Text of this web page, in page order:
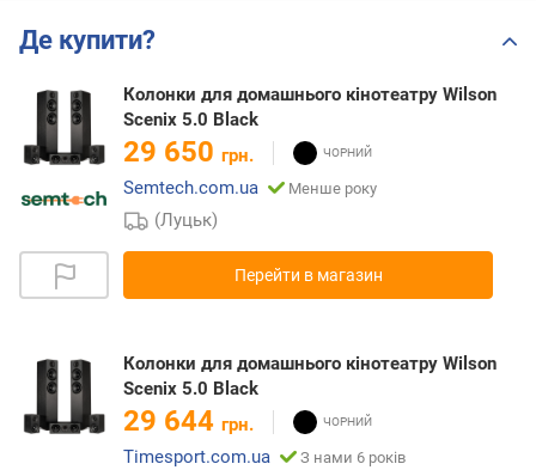
Де купити?
Колонки для домашнього кінотеатру Wilson
Scenix 5.0 Black
29 650 грн.
Semtech.com.ua
Менше року
(Луцьк)
Перейти в магазин
Колонки для домашнього кінотеатру Wilson
Scenix 5.0 Black
29 644 грн.
Timesport.com.ua
З нами 6 років